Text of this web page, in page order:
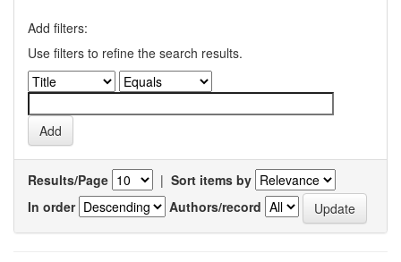
Add filters:
Use filters to refine the search results.
Results/Page | Sort items by
In order
Authors/record